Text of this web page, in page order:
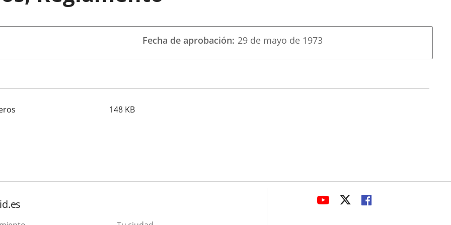
Fecha de aprobación 29 de mayo de 1973
148 KB
ENLACEENLACEENLACE